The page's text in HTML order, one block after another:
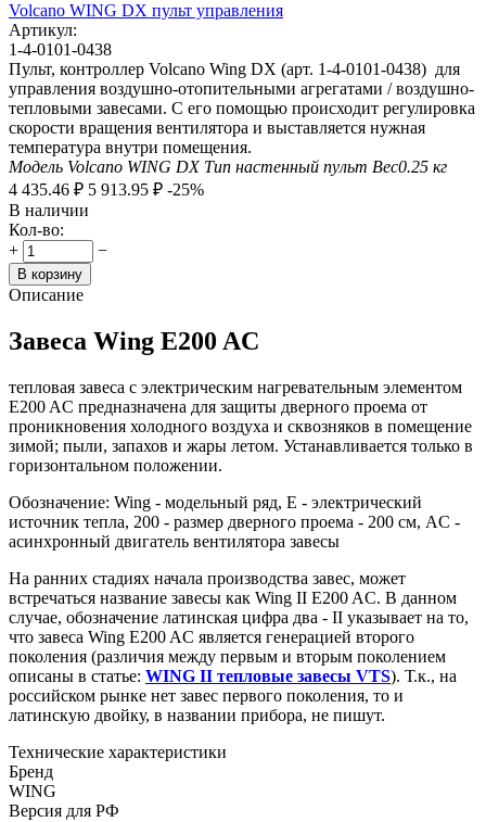
Volcano WING DX пульт управления
Артикул:
1-4-0101-0438
Пульт, контроллер Volcano Wing DX (арт. 1-4-0101-0438) для
управления воздушно-отопительными агрегатами / воздушно-
тепловыми завесами. С его помощью происходит регулировка
скорости вращения вентилятора и выставляется нужная
температура внутри помещения.
Модель Volcano WING DX Тип настенный пульт Вес0.25 кг
4 435.46 ₽ 5 913.95 ₽ -25%
В наличии
Кол-во:
+
−
В корзину
Описание
Завеса Wing E200 AC
тепловая завеса с электрическим нагревательным элементом
E200 AC предназначена для защиты дверного проема от
проникновения холодного воздуха и сквозняков в помещение
зимой; пыли, запахов и жары летом. Устанавливается только в
горизонтальном положении.
Обозначение: Wing - модельный ряд, E - электрический
источник тепла, 200 - размер дверного проема - 200 см, AC -
асинхронный двигатель вентилятора завесы
На ранних стадиях начала производства завес, может
встречаться название завесы как Wing II E200 AC. В данном
случае, обозначение латинская цифра два - II указывает на то,
что завеса Wing E200 AC является генерацией второго
поколения (различия между первым и вторым поколением
описаны в статье: WING II тепловые завесы VTS). Т.к., на
российском рынке нет завес первого поколения, то и
латинскую двойку, в названии прибора, не пишут.
Технические характеристики
Бренд
WING
Версия для РФ